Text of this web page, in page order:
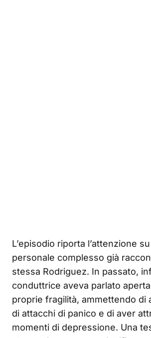
L’episodio riporta l’attenzione
personale complesso già
stessa Rodriguez. In passato,
conduttrice aveva parlato
proprie fragilità, ammettendo di
di attacchi di panico e di aver
momenti di depressione. Una